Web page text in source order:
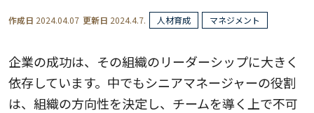
作成日 2024.04.07 更新日 2024.4.7. 人材育成 マネジメント
企業の成功は、その組織のリーダーシップに大きく
依存しています。中でもシニアマネージャーの役割
は、組織の方向性を決定し、チームを導く上で不可